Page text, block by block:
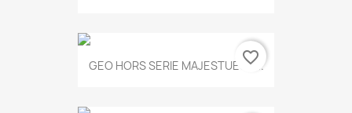
GEO HORS SERIE MAJESTUEUX...
favorite_border